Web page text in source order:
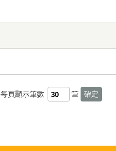
每頁顯示筆數 筆